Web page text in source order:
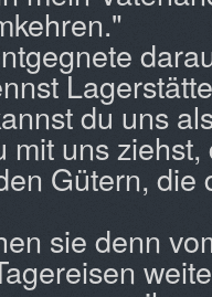
du uns
mit uns
Gütern, die
sie denn